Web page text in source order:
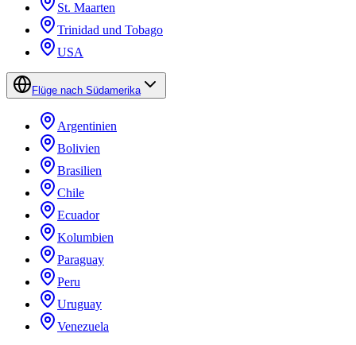
St. Maarten
Trinidad und Tobago
USA
Flüge nach Südamerika
Argentinien
Bolivien
Brasilien
Chile
Ecuador
Kolumbien
Paraguay
Peru
Uruguay
Venezuela